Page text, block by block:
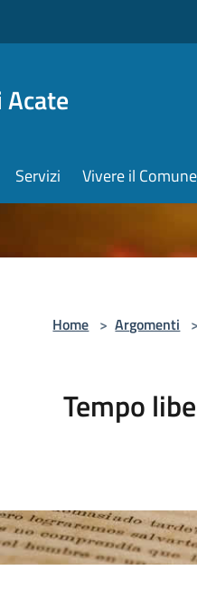
Acate
Servizi Vivere il Comune
Home > Argomenti >
Tempo